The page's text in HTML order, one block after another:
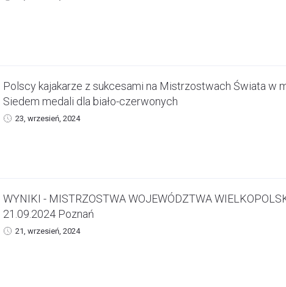
Polscy kajakarze z sukcesami na Mistrzostwach Świata w
Siedem medali dla biało-czerwonych
23, wrzesień, 2024
WYNIKI - MISTRZOSTWA WOJEWÓDZTWA
21.09.2024 Poznań
21, wrzesień, 2024